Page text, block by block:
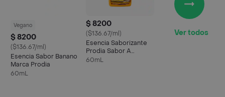
Vegano
$ 8200
($136.67/ml)
Esencia Sabor Banano
Marca Prodia
60mL
$ 8200
($136.67/ml)
Esencia Saborizante
Prodia Sabor A
Naranja
60mL
Ver todos